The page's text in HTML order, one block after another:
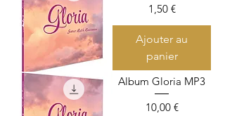
Prix
1,50 €
Ajouter au
panier
Album Gloria MP3
Prix
10,00 €